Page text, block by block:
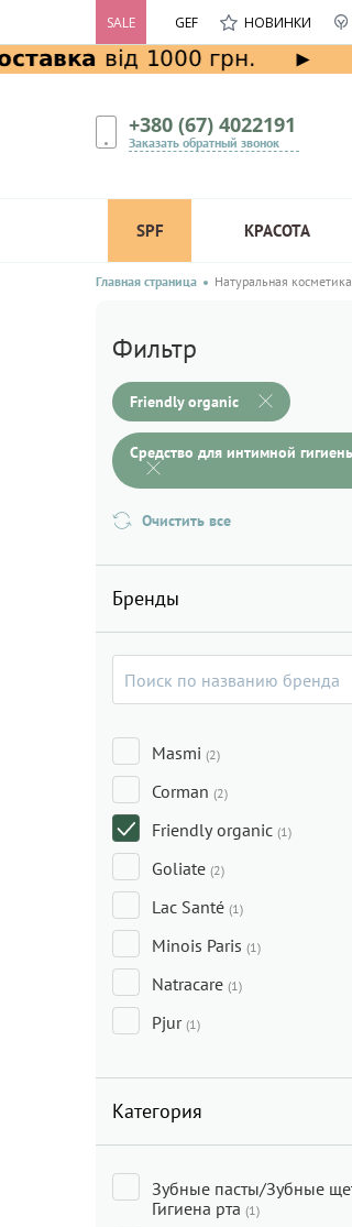
SALE GEF НОВИНКИ
+380 (67) 4022191
Заказать обратный звонок
SPF КРАСОТА
Главная страница Натуральная косметика
Фильтр
Friendly organic
Средство для интимной
Очистить все
Бренды
Masmi (2)
Corman (2)
Friendly organic (1)
Goliate (2)
Lac Santé (1)
Minois Paris (1)
Natracare (1)
Pjur (1)
Категория
Зубные пасты/Зубные
Гигиена рта (1)